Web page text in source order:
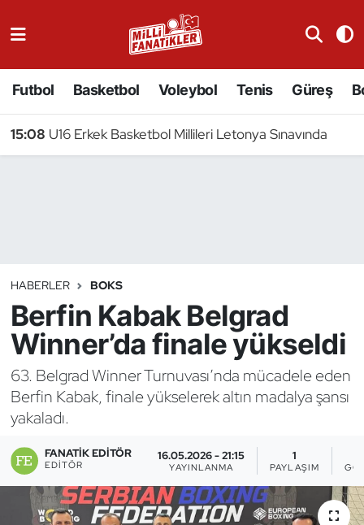
Futbol Basketbol Voleybol Tenis Güreş
15:08 U16 Erkek Basketbol Millileri Letonya Sınavında
HABERLER BOKS
Berfin Kabak Belgrad
Winner’da finale yükseldi
63. Belgrad Winner Turnuvası’nda mücadele eden
Berfin Kabak, finale yükselerek altın madalya şansı
yakaladı.
FANATIK EDITÖR
EDITÖR
16.05.2026 - 21:15
YAYINLANMA
1
PAYLAŞIM
Badminton
Binicilik
Bisiklet
Bocce Bowling Dart
Buz Hokeyi